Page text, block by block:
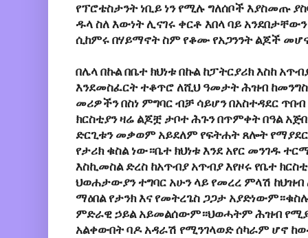
የፕሮቴስታንት ነቢይ ነን የሚሉ ግለሰቦች እያስመጡ
ዱላ ስለ እውነት ሊናገሩ ቀርቶ እበላ ባይ
ሲከምሩ በሃይማኖት ስም የቆሙ የአጋንንት ልጆች
በሌላ በኩል በቤተ ክህነቱ በኩል ከፓትርያሪክ እስከ
እንደመስፈርት ተቆጥሮ ለሺህ ዓመታት ሕዝብ
መሪዎችን በስነ ምግባር ብቻ ሳይሆን በአስተዳደር
ክርስቲያን ዛሬ ልጆቿ ታቦተ ሕጉን በጥምቀት በዓል
ድርጊቱን መቃወም አይደለም የፍትሐት ጸሎት
የታሪክ ቁስል ነው።ቤተ ክህነቱ እንደ አየር መንገዱ
እስኪመስል ድረስ ከአጥብያ አጥብያ እየዞሩ የቤተ
ህወሐታውያን ተግባር አሁን ላይ የመረረ ምላሽ
ማዕበል የታንክ እና የመትረጌስ ጋጋታ
ምድራዊ ኃይል አይመልሰውም።ህወሓትም ሕዝብ
አልቀውበት ባዶ አዳራሽ የሚንገላወድ ሰካራም ሆኖ